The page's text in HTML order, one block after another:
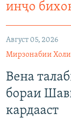
инҷо
Август 05, 2026
Мирзонабии
Вена
бораи
кардааст